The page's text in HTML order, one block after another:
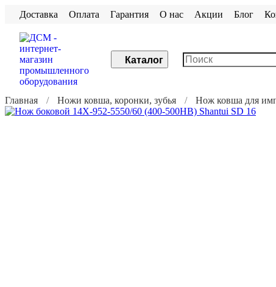
Доставка Оплата Гарантия О нас Акции Блог
Каталог
Главная Ножи ковша, коронки, зубья Нож ковша для